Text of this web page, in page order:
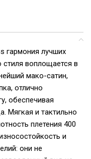
гармония лучших
стиля воплощается в
мако-сатин,
отлично
обеспечивая
Мягкая и тактильно
плетения 400
и
они не